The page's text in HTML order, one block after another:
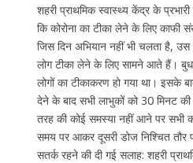
शहरी प्राथमिक स्वास्थ्य केंद्र के
कि कोरोना का टीका लेने के लिए काफी
जिस दिन अभियान नहीं भी चलता है, उस
लोग टीका लेने के लिए सामने आते हैं।
लोगों का टीकाकरण हो गया था। इसके
देने के बाद सभी लाभुकों को 30 मिनट की
तरह की कोई समस्या नहीं आने पर सभी
समय पर आकर दूसरी डोज निश्चित तौर
सतर्क रहने की दी गई सलाह: शहरी